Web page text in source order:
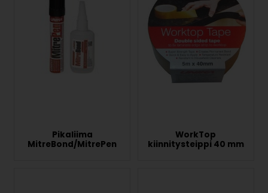
Pikaliima
MitreBond/MitrePen
WorkTop
kiinnitysteippi 40 mm